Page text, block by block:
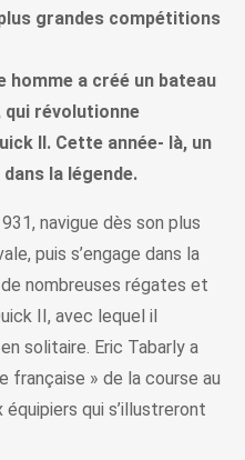
grandes compétitions
homme a créé un bateau
qui révolutionne
II. Cette année- là, un
la légende.
navigue dès son plus
puis s’engage dans la
nombreuses régates et
II, avec lequel il
solitaire. Eric Tabarly a
française » de la course au
qui s’illustreront